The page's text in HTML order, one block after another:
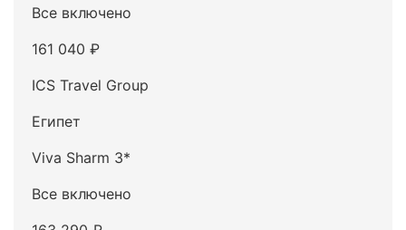
Все включено
161 040 ₽
ICS Travel Group
Египет
Viva Sharm 3*
Все включено